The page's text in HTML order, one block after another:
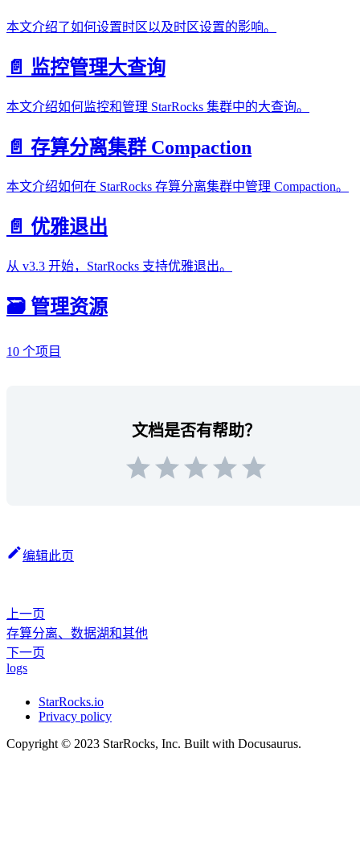
本文介绍了如何设置时区以及时区设置的影响。
📄️ 监控管理大查询
本文介绍如何监控和管理 StarRocks 集群中的大查询。
📄️ 存算分离集群 Compaction
本文介绍如何在 StarRocks 存算分离集群中管理 Compaction。
📄️ 优雅退出
从 v3.3 开始，StarRocks 支持优雅退出。
🗃️ 管理资源
10 个项目
文档是否有帮助？
编辑此页
上一页
存算分离、数据湖和其他
下一页
logs
StarRocks.io
Privacy policy
Copyright © 2023 StarRocks, Inc. Built with Docusaurus.